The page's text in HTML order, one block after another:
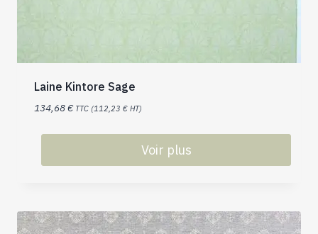
Laine Kintore Sage
134,68€ TTC (112,23 € HT)
Voir plus